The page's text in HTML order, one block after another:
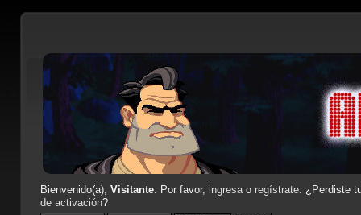
Bienvenido(a), Visitante. Por favor, ingresao regístrate. ¿Perdiste
de activación?